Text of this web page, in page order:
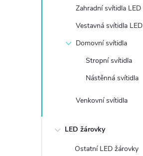
Zahradní svítidla LED
Vestavná svítidla LED
Domovní svítidla
Stropní svítidla
Nástěnná svítidla
Venkovní svítidla
LED žárovky
Ostatní LED žárovky